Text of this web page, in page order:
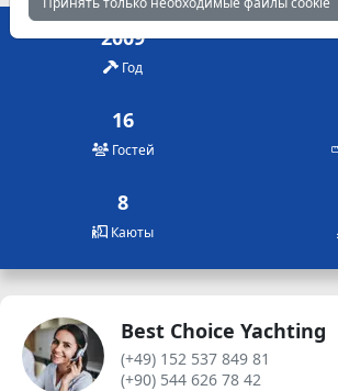
2009
Год
16
Гостей
8
Каюты
Best Choice Yachting
(+49) 152 537 849 81
(+90) 544 626 78 42